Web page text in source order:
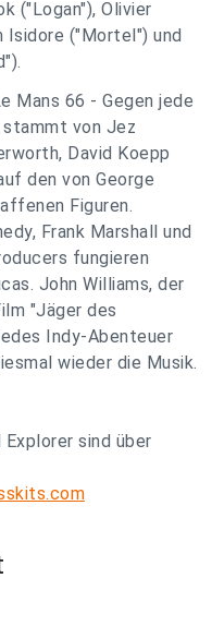
("Logan"), Olivier
Isidore ("Mortel") und
Mans 66 - Gegen jede
stammt von Jez
David Koepp
den von George
Figuren.
Frank Marshall und
fungieren
John Williams, der
"Jäger des
Indy-Abenteuer
wieder die Musik.
sind über